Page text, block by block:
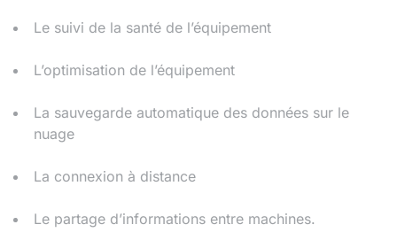
Le suivi de la santé de l’équipement
L’optimisation de l’équipement
La sauvegarde automatique des données sur le
nuage
La connexion à distance
Le partage d’informations entre machines.